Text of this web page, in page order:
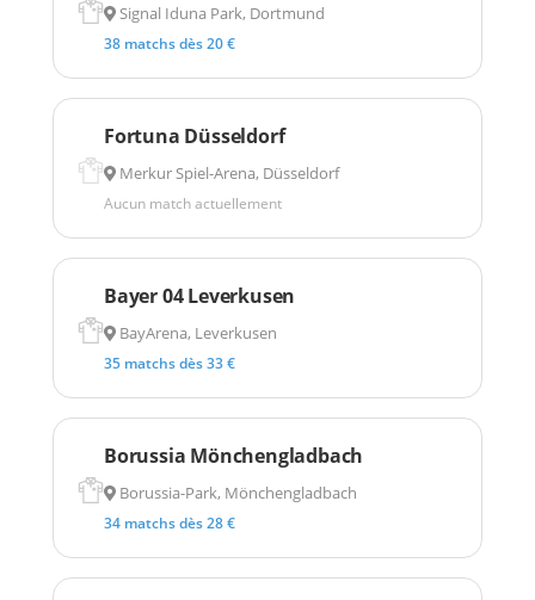
Signal Iduna Park, Dortmund
38 matchs dès 20 €
Fortuna Düsseldorf
Merkur Spiel-Arena, Düsseldorf
Aucun match actuellement
Bayer 04 Leverkusen
BayArena, Leverkusen
35 matchs dès 33 €
Borussia Mönchengladbach
Borussia-Park, Mönchengladbach
34 matchs dès 28 €